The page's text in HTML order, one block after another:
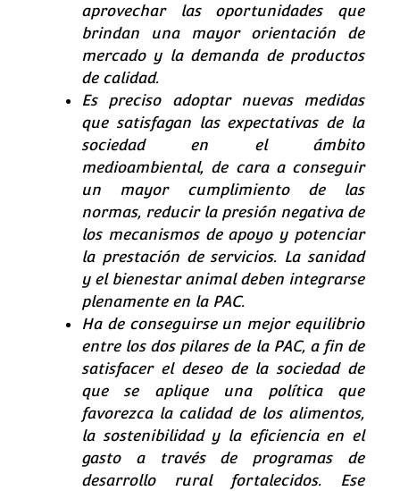
aprovechar las oportunidades que
brindan una mayor orientación de
mercado y la demanda de productos
de calidad.
Es preciso adoptar nuevas medidas
que satisfagan las expectativas de la
sociedad en el ámbito
medioambiental, de cara a conseguir
un mayor cumplimiento de las
normas, reducir la presión negativa de
los mecanismos de apoyo y potenciar
la prestación de servicios. La sanidad
y el bienestar animal deben integrarse
plenamente en la PAC.
Ha de conseguirse un mejor equilibrio
entre los dos pilares de la PAC, a fin de
satisfacer el deseo de la sociedad de
que se aplique una política que
favorezca la calidad de los alimentos,
la sostenibilidad y la eficiencia en el
gasto a través de programas de
desarrollo rural fortalecidos. Ese